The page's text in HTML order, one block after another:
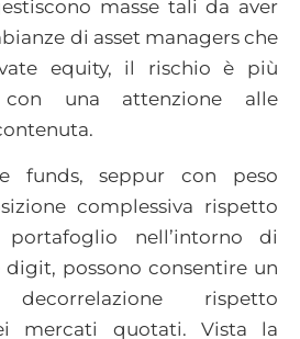
masse tali da aver
di asset managers che
equity, il rischio è più
una attenzione alle
funds, seppur con peso
complessiva rispetto
nell’intorno di
possono consentire un
rispetto
mercati quotati. Vista la